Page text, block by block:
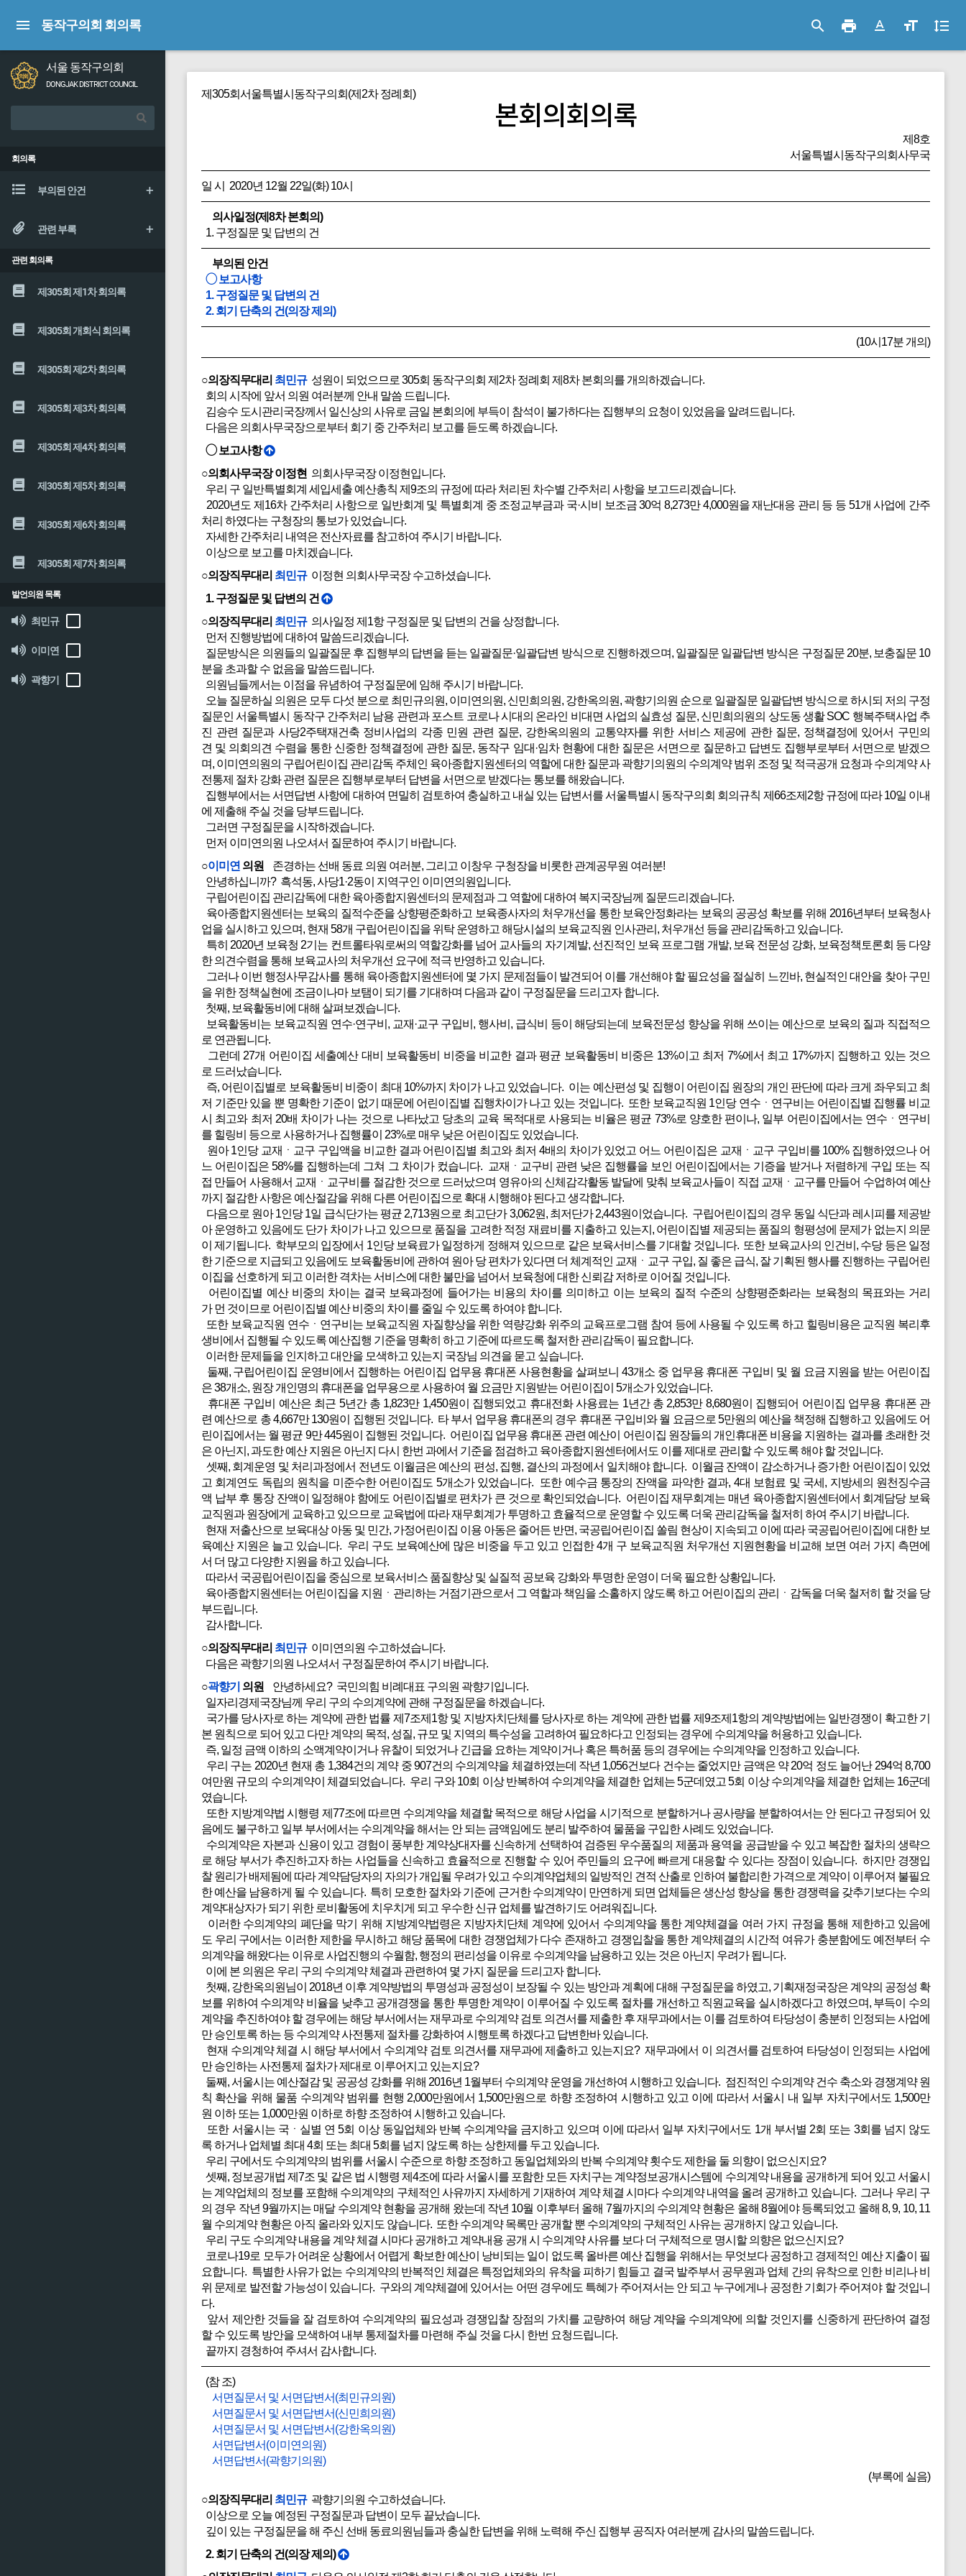
동작구의회 회의록 search print text_format format_size format_line_spacing
서울 동작구의회
DONGJAK DISTRICT COUNCIL
회의록
부의된 안건
관련 부록
관련 회의록
제305회 제1차 회의록
제305회 개회식 회의록
제305회 제2차 회의록
제305회 제3차 회의록
제305회 제4차 회의록
제305회 제5차 회의록
제305회 제6차 회의록
제305회 제7차 회의록
발언의원 목록
최민규
이미연
곽향기
제305회서울특별시동작구의회(제2차 정례회)
본회의회의록
제8호
서울특별시동작구의회사무국
일 시 2020년 12월 22일(화) 10시
의사일정(제8차 본회의)
1. 구정질문 및 답변의 건
부의된 안건
◯ 보고사항
1. 구정질문 및 답변의 건
2. 회기 단축의 건(의장 제의)
(10시17분 개의)
○의장직무대리 최민규성원이 되었으므로 305회 동작구의회 제2차 정례회 제8차 본회의를 개의하겠습니다.
회의 시작에 앞서 의원 여러분께 안내 말씀 드립니다.
김승수 도시관리국장께서 일신상의 사유로 금일 본회의에 부득이 참석이 불가하다는 집행부의 요청이 있었음을 알려드립니다.
다음은 의회사무국장으로부터 회기 중 간주처리 보고를 듣도록 하겠습니다.
◯ 보고사항
○의회사무국장 이정현 의회사무국장 이정현입니다.
우리 구 일반특별회계 세입세출 예산총칙 제9조의 규정에 따라 처리된 차수별 간주처리 사항을 보고드리겠습니다.
2020년도 제16차 간주처리 사항으로 일반회계 및 특별회계 중 조정교부금과 국·시비 보조금 30억 8,273만 4,000원을 재난대응 관리 등 등 51개 사업에 간주
처리 하였다는 구청장의 통보가 있었습니다.
자세한 간주처리 내역은 전산자료를 참고하여 주시기 바랍니다.
이상으로 보고를 마치겠습니다.
○의장직무대리 최민규이정현 의회사무국장 수고하셨습니다.
1. 구정질문 및 답변의 건
○의장직무대리 최민규의사일정 제1항 구정질문 및 답변의 건을 상정합니다.
먼저 진행방법에 대하여 말씀드리겠습니다.
질문방식은 의원들의 일괄질문 후 집행부의 답변을 듣는 일괄질문·일괄답변 방식으로 진행하겠으며, 일괄질문 일괄답변 방식은 구정질문 20분, 보충질문 10
분을 초과할 수 없음을 말씀드립니다.
의원님들께서는 이점을 유념하여 구정질문에 임해 주시기 바랍니다.
오늘 질문하실 의원은 모두 다섯 분으로 최민규의원, 이미연의원, 신민희의원, 강한옥의원, 곽향기의원 순으로 일괄질문 일괄답변 방식으로 하시되 저의 구정
질문인 서울특별시 동작구 간주처리 남용 관련과 포스트 코로나 시대의 온라인 비대면 사업의 실효성 질문, 신민희의원의 상도동 생활 SOC 행복주택사업 추
진 관련 질문과 사당2주택재건축 정비사업의 각종 민원 관련 질문, 강한옥의원의 교통약자를 위한 서비스 제공에 관한 질문, 정책결정에 있어서 구민의
견 및 의회의견 수렴을 통한 신중한 정책결정에 관한 질문, 동작구 임대·임차 현황에 대한 질문은 서면으로 질문하고 답변도 집행부로부터 서면으로 받겠으
며, 이미연의원의 구립어린이집 관리감독 주체인 육아종합지원센터의 역할에 대한 질문과 곽향기의원의 수의계약 범위 조정 및 적극공개 요청과 수의계약 사
전통제 절차 강화 관련 질문은 집행부로부터 답변을 서면으로 받겠다는 통보를 해왔습니다.
집행부에서는 서면답변 사항에 대하여 면밀히 검토하여 충실하고 내실 있는 답변서를 서울특별시 동작구의회 회의규칙 제66조제2항 규정에 따라 10일 이내
에 제출해 주실 것을 당부드립니다.
그러면 구정질문을 시작하겠습니다.
먼저 이미연의원 나오셔서 질문하여 주시기 바랍니다.
○이미연 의원
존경하는 선배 동료 의원 여러분, 그리고 이창우 구청장을 비롯한 관계공무원 여러분!
안녕하십니까? 흑석동, 사당1·2동이 지역구인 이미연의원입니다.
구립어린이집 관리감독에 대한 육아종합지원센터의 문제점과 그 역할에 대하여 복지국장님께 질문드리겠습니다.
육아종합지원센터는 보육의 질적수준을 상향평준화하고 보육종사자의 처우개선을 통한 보육안정화라는 보육의 공공성 확보를 위해 2016년부터 보육청사
업을 실시하고 있으며, 현재 58개 구립어린이집을 위탁 운영하고 해당시설의 보육교직원 인사관리, 처우개선 등을 관리감독하고 있습니다.
특히 2020년 보육청 2기는 컨트롤타워로써의 역할강화를 넘어 교사들의 자기계발, 선진적인 보육 프로그램 개발, 보육 전문성 강화, 보육정책토론회 등 다양
한 의견수렴을 통해 보육교사의 처우개선 요구에 적극 반영하고 있습니다.
그러나 이번 행정사무감사를 통해 육아종합지원센터에 몇 가지 문제점들이 발견되어 이를 개선해야 할 필요성을 절실히 느낀바, 현실적인 대안을 찾아 구민
을 위한 정책실현에 조금이나마 보탬이 되기를 기대하며 다음과 같이 구정질문을 드리고자 합니다.
첫째, 보육활동비에 대해 살펴보겠습니다.
보육활동비는 보육교직원 연수·연구비, 교재·교구 구입비, 행사비, 급식비 등이 해당되는데 보육전문성 향상을 위해 쓰이는 예산으로 보육의 질과 직접적으
로 연관됩니다.
그런데 27개 어린이집 세출예산 대비 보육활동비 비중을 비교한 결과 평균 보육활동비 비중은 13%이고 최저 7%에서 최고 17%까지 집행하고 있는 것으
로 드러났습니다.
즉, 어린이집별로 보육활동비 비중이 최대 10%까지 차이가 나고 있었습니다. 이는 예산편성 및 집행이 어린이집 원장의 개인 판단에 따라 크게 좌우되고 최
저 기준만 있을 뿐 명확한 기준이 없기 때문에 어린이집별 집행차이가 나고 있는 것입니다. 또한 보육교직원 1인당 연수ㆍ연구비는 어린이집별 집행률 비교
시 최고와 최저 20배 차이가 나는 것으로 나타났고 당초의 교육 목적대로 사용되는 비율은 평균 73%로 양호한 편이나, 일부 어린이집에서는 연수ㆍ연구비
를 힐링비 등으로 사용하거나 집행률이 23%로 매우 낮은 어린이집도 있었습니다.
원아 1인당 교재ㆍ교구 구입액을 비교한 결과 어린이집별 최고와 최저 4배의 차이가 있었고 어느 어린이집은 교재ㆍ교구 구입비를 100% 집행하였으나 어
느 어린이집은 58%를 집행하는데 그쳐 그 차이가 컸습니다. 교재ㆍ교구비 관련 낮은 집행률을 보인 어린이집에서는 기증을 받거나 저렴하게 구입 또는 직
접 만들어 사용해서 교재ㆍ교구비를 절감한 것으로 드러났으며 영유아의 신체감각활동 발달에 맞춰 보육교사들이 직접 교재ㆍ교구를 만들어 수업하여 예산
까지 절감한 사항은 예산절감을 위해 다른 어린이집으로 확대 시행해야 된다고 생각합니다.
다음으로 원아 1인당 1일 급식단가는 평균 2,713원으로 최고단가 3,062원, 최저단가 2,443원이었습니다. 구립어린이집의 경우 동일 식단과 레시피를 제공받
아 운영하고 있음에도 단가 차이가 나고 있으므로 품질을 고려한 적정 재료비를 지출하고 있는지, 어린이집별 제공되는 품질의 형평성에 문제가 없는지 의문
이 제기됩니다. 학부모의 입장에서 1인당 보육료가 일정하게 정해져 있으므로 같은 보육서비스를 기대할 것입니다. 또한 보육교사의 인건비, 수당 등은 일정
한 기준으로 지급되고 있음에도 보육활동비에 관하여 원아 당 편차가 있다면 더 체계적인 교재ㆍ교구 구입, 질 좋은 급식, 잘 기획된 행사를 진행하는 구립어린
이집을 선호하게 되고 이러한 격차는 서비스에 대한 불만을 넘어서 보육청에 대한 신뢰감 저하로 이어질 것입니다.
어린이집별 예산 비중의 차이는 결국 보육과정에 들어가는 비용의 차이를 의미하고 이는 보육의 질적 수준의 상향평준화라는 보육청의 목표와는 거리
가 먼 것이므로 어린이집별 예산 비중의 차이를 줄일 수 있도록 하여야 합니다.
또한 보육교직원 연수ㆍ연구비는 보육교직원 자질향상을 위한 역량강화 위주의 교육프로그램 참여 등에 사용될 수 있도록 하고 힐링비용은 교직원 복리후
생비에서 집행될 수 있도록 예산집행 기준을 명확히 하고 기준에 따르도록 철저한 관리감독이 필요합니다.
이러한 문제들을 인지하고 대안을 모색하고 있는지 국장님 의견을 묻고 싶습니다.
둘째, 구립어린이집 운영비에서 집행하는 어린이집 업무용 휴대폰 사용현황을 살펴보니 43개소 중 업무용 휴대폰 구입비 및 월 요금 지원을 받는 어린이집
은 38개소, 원장 개인명의 휴대폰을 업무용으로 사용하여 월 요금만 지원받는 어린이집이 5개소가 있었습니다.
휴대폰 구입비 예산은 최근 5년간 총 1,823만 1,450원이 집행되었고 휴대전화 사용료는 1년간 총 2,853만 8,680원이 집행되어 어린이집 업무용 휴대폰 관
련 예산으로 총 4,667만 130원이 집행된 것입니다. 타 부서 업무용 휴대폰의 경우 휴대폰 구입비와 월 요금으로 5만원의 예산을 책정해 집행하고 있음에도 어
린이집에서는 월 평균 9만 445원이 집행된 것입니다. 어린이집 업무용 휴대폰 관련 예산이 어린이집 원장들의 개인휴대폰 비용을 지원하는 결과를 초래한 것
은 아닌지, 과도한 예산 지원은 아닌지 다시 한번 과에서 기준을 점검하고 육아종합지원센터에서도 이를 제대로 관리할 수 있도록 해야 할 것입니다.
셋째, 회계운영 및 처리과정에서 전년도 이월금은 예산의 편성, 집행, 결산의 과정에서 일치해야 합니다. 이월금 잔액이 감소하거나 증가한 어린이집이 있었
고 회계연도 독립의 원칙을 미준수한 어린이집도 5개소가 있었습니다. 또한 예수금 통장의 잔액을 파악한 결과, 4대 보험료 및 국세, 지방세의 원천징수금
액 납부 후 통장 잔액이 일정해야 함에도 어린이집별로 편차가 큰 것으로 확인되었습니다. 어린이집 재무회계는 매년 육아종합지원센터에서 회계담당 보육
교직원과 원장에게 교육하고 있으므로 교육법에 따라 재무회계가 투명하고 효율적으로 운영할 수 있도록 더욱 관리감독을 철저히 하여 주시기 바랍니다.
현재 저출산으로 보육대상 아동 및 민간, 가정어린이집 이용 아동은 줄어든 반면, 국공립어린이집 쏠림 현상이 지속되고 이에 따라 국공립어린이집에 대한 보
육예산 지원은 늘고 있습니다. 우리 구도 보육예산에 많은 비중을 두고 있고 인접한 4개 구 보육교직원 처우개선 지원현황을 비교해 보면 여러 가지 측면에
서 더 많고 다양한 지원을 하고 있습니다.
따라서 국공립어린이집을 중심으로 보육서비스 품질향상 및 실질적 공보육 강화와 투명한 운영이 더욱 필요한 상황입니다.
육아종합지원센터는 어린이집을 지원ㆍ관리하는 거점기관으로서 그 역할과 책임을 소홀하지 않도록 하고 어린이집의 관리ㆍ감독을 더욱 철저히 할 것을 당
부드립니다.
감사합니다.
○의장직무대리 최민규이미연의원 수고하셨습니다.
다음은 곽향기의원 나오셔서 구정질문하여 주시기 바랍니다.
○곽향기 의원
안녕하세요? 국민의힘 비례대표 구의원 곽향기입니다.
일자리경제국장님께 우리 구의 수의계약에 관해 구정질문을 하겠습니다.
국가를 당사자로 하는 계약에 관한 법률 제7조제1항 및 지방자치단체를 당사자로 하는 계약에 관한 법률 제9조제1항의 계약방법에는 일반경쟁이 확고한 기
본 원칙으로 되어 있고 다만 계약의 목적, 성질, 규모 및 지역의 특수성을 고려하여 필요하다고 인정되는 경우에 수의계약을 허용하고 있습니다.
즉, 일정 금액 이하의 소액계약이거나 유찰이 되었거나 긴급을 요하는 계약이거나 혹은 특허품 등의 경우에는 수의계약을 인정하고 있습니다.
우리 구는 2020년 현재 총 1,384건의 계약 중 907건의 수의계약을 체결하였는데 작년 1,056건보다 건수는 줄었지만 금액은 약 20억 정도 늘어난 294억 8,700
여만원 규모의 수의계약이 체결되었습니다. 우리 구와 10회 이상 반복하여 수의계약을 체결한 업체는 5군데였고 5회 이상 수의계약을 체결한 업체는 16군데
였습니다.
또한 지방계약법 시행령 제77조에 따르면 수의계약을 체결할 목적으로 해당 사업을 시기적으로 분할하거나 공사량을 분할하여서는 안 된다고 규정되어 있
음에도 불구하고 일부 부서에서는 수의계약을 해서는 안 되는 금액임에도 분리 발주하여 물품을 구입한 사례도 있었습니다.
수의계약은 자본과 신용이 있고 경험이 풍부한 계약상대자를 신속하게 선택하여 검증된 우수품질의 제품과 용역을 공급받을 수 있고 복잡한 절차의 생략으
로 해당 부서가 추진하고자 하는 사업들을 신속하고 효율적으로 진행할 수 있어 주민들의 요구에 빠르게 대응할 수 있다는 장점이 있습니다. 하지만 경쟁입
찰 원리가 배제됨에 따라 계약담당자의 자의가 개입될 우려가 있고 수의계약업체의 일방적인 견적 산출로 인하여 불합리한 가격으로 계약이 이루어져 불필요
한 예산을 남용하게 될 수 있습니다. 특히 모호한 절차와 기준에 근거한 수의계약이 만연하게 되면 업체들은 생산성 향상을 통한 경쟁력을 갖추기보다는 수의
계약대상자가 되기 위한 로비활동에 치우치게 되고 우수한 신규 업체를 발견하기도 어려워집니다.
이러한 수의계약의 폐단을 막기 위해 지방계약법령은 지방자치단체 계약에 있어서 수의계약을 통한 계약체결을 여러 가지 규정을 통해 제한하고 있음에
도 우리 구에서는 이러한 제한을 무시하고 해당 품목에 대한 경쟁업체가 다수 존재하고 경쟁입찰을 통한 계약체결의 시간적 여유가 충분함에도 예전부터 수
의계약을 해왔다는 이유로 사업진행의 수월함, 행정의 편리성을 이유로 수의계약을 남용하고 있는 것은 아닌지 우려가 됩니다.
이에 본 의원은 우리 구의 수의계약 체결과 관련하여 몇 가지 질문을 드리고자 합니다.
첫째, 강한옥의원님이 2018년 이후 계약방법의 투명성과 공정성이 보장될 수 있는 방안과 계획에 대해 구정질문을 하였고, 기획재정국장은 계약의 공정성 확
보를 위하여 수의계약 비율을 낮추고 공개경쟁을 통한 투명한 계약이 이루어질 수 있도록 절차를 개선하고 직원교육을 실시하겠다고 하였으며, 부득이 수의
계약을 추진하여야 할 경우에는 해당 부서에서는 재무과로 수의계약 검토 의견서를 제출한 후 재무과에서는 이를 검토하여 타당성이 충분히 인정되는 사업에
만 승인토록 하는 등 수의계약 사전통제 절차를 강화하여 시행토록 하겠다고 답변한바 있습니다.
현재 수의계약 체결 시 해당 부서에서 수의계약 검토 의견서를 재무과에 제출하고 있는지요? 재무과에서 이 의견서를 검토하여 타당성이 인정되는 사업에
만 승인하는 사전통제 절차가 제대로 이루어지고 있는지요?
둘째, 서울시는 예산절감 및 공공성 강화를 위해 2016년 1월부터 수의계약 운영을 개선하여 시행하고 있습니다. 점진적인 수의계약 건수 축소와 경쟁계약 원
칙 확산을 위해 물품 수의계약 범위를 현행 2,000만원에서 1,500만원으로 하향 조정하여 시행하고 있고 이에 따라서 서울시 내 일부 자치구에서도 1,500만
원 이하 또는 1,000만원 이하로 하향 조정하여 시행하고 있습니다.
또한 서울시는 국ㆍ실별 연 5회 이상 동일업체와 반복 수의계약을 금지하고 있으며 이에 따라서 일부 자치구에서도 1개 부서별 2회 또는 3회를 넘지 않도
록 하거나 업체별 최대 4회 또는 최대 5회를 넘지 않도록 하는 상한제를 두고 있습니다.
우리 구에서도 수의계약의 범위를 서울시 수준으로 하향 조정하고 동일업체와의 반복 수의계약 횟수도 제한을 둘 의향이 없으신지요?
셋째, 정보공개법 제7조 및 같은 법 시행령 제4조에 따라 서울시를 포함한 모든 자치구는 계약정보공개시스템에 수의계약 내용을 공개하게 되어 있고 서울시
는 계약업체의 정보를 포함해 수의계약의 구체적인 사유까지 자세하게 기재하여 계약 체결 시마다 수의계약 내역을 올려 공개하고 있습니다. 그러나 우리 구
의 경우 작년 9월까지는 매달 수의계약 현황을 공개해 왔는데 작년 10월 이후부터 올해 7월까지의 수의계약 현황은 올해 8월에야 등록되었고 올해 8, 9, 10, 11
월 수의계약 현황은 아직 올라와 있지도 않습니다. 또한 수의계약 목록만 공개할 뿐 수의계약의 구체적인 사유는 공개하지 않고 있습니다.
우리 구도 수의계약 내용을 계약 체결 시마다 공개하고 계약내용 공개 시 수의계약 사유를 보다 더 구체적으로 명시할 의향은 없으신지요?
코로나19로 모두가 어려운 상황에서 어렵게 확보한 예산이 낭비되는 일이 없도록 올바른 예산 집행을 위해서는 무엇보다 공정하고 경제적인 예산 지출이 필
요합니다. 특별한 사유가 없는 수의계약의 반복적인 체결은 특정업체와의 유착을 피하기 힘들고 결국 발주부서 공무원과 업체 간의 유착으로 인한 비리나 비
위 문제로 발전할 가능성이 있습니다. 구와의 계약체결에 있어서는 어떤 경우에도 특혜가 주어져서는 안 되고 누구에게나 공정한 기회가 주어져야 할 것입니
다.
앞서 제안한 것들을 잘 검토하여 수의계약의 필요성과 경쟁입찰 장점의 가치를 교량하여 해당 계약을 수의계약에 의할 것인지를 신중하게 판단하여 결정
할 수 있도록 방안을 모색하여 내부 통제절차를 마련해 주실 것을 다시 한번 요청드립니다.
끝까지 경청하여 주셔서 감사합니다.
(참 조)
서면질문서 및 서면답변서(최민규의원)
서면질문서 및 서면답변서(신민희의원)
서면질문서 및 서면답변서(강한옥의원)
서면답변서(이미연의원)
서면답변서(곽향기의원)
(부록에 실음)
○의장직무대리 최민규곽향기의원 수고하셨습니다.
이상으로 오늘 예정된 구정질문과 답변이 모두 끝났습니다.
깊이 있는 구정질문을 해 주신 선배 동료의원님들과 충실한 답변을 위해 노력해 주신 집행부 공직자 여러분께 감사의 말씀드립니다.
2. 회기 단축의 건(의장 제의)